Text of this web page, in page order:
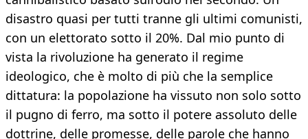
disastro quasi per tutti tranne gli ultimi comunisti,
con un elettorato sotto il 20%. Dal mio punto di
vista la rivoluzione ha generato il regime
ideologico, che è molto di più che la semplice
dittatura: la popolazione ha vissuto non solo sotto
il pugno di ferro, ma sotto il potere assoluto delle
dottrine, delle promesse, delle parole che hanno